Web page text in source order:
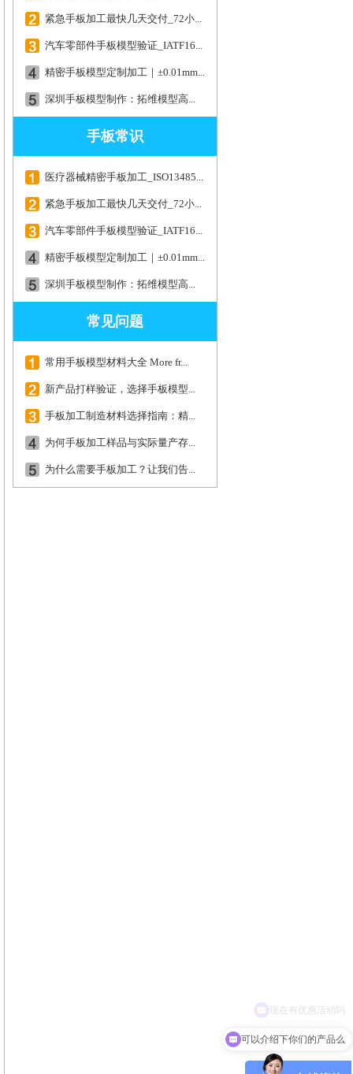
紧急手板加工最快几天交付_72小...
汽车零部件手板模型验证_IATF16...
精密手板模型定制加工｜±0.01mm...
深圳手板模型制作：拓维模型高...
手板常识
医疗器械精密手板加工_ISO13485...
紧急手板加工最快几天交付_72小...
汽车零部件手板模型验证_IATF16...
精密手板模型定制加工｜±0.01mm...
深圳手板模型制作：拓维模型高...
常见问题
常用手板模型材料大全 More fr...
新产品打样验证，选择手板模型...
手板加工制造材料选择指南：精...
为何手板加工样品与实际量产存...
为什么需要手板加工？让我们告...
可以介绍下你们的产品么